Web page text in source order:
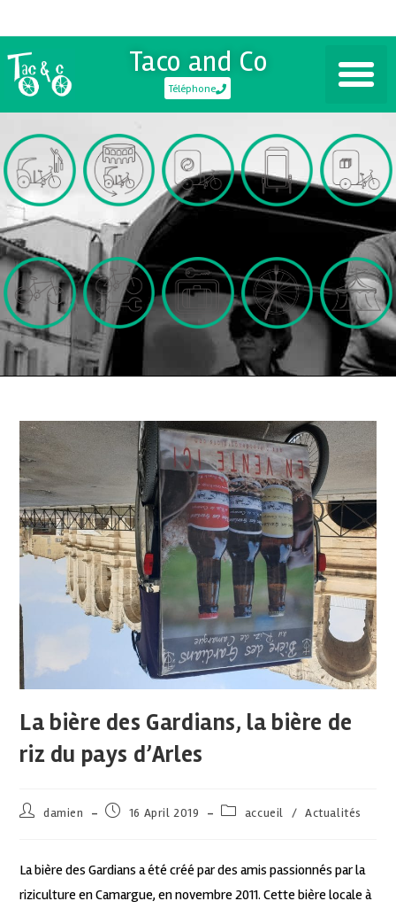
Taco and Co
Téléphone
La bière des Gardians, la bière de
riz du pays d’Arles
damien 16 April 2019 accueil / Actualités
La bière des Gardians a été créé par des amis passionnés par la
riziculture en Camargue, en novembre 2011. Cette bière locale à